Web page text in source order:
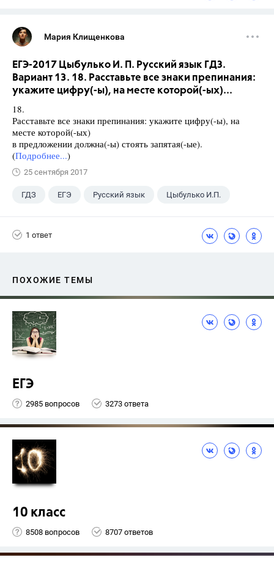
Мария Клищенкова
ЕГЭ-2017 Цыбулько И. П. Русский язык ГДЗ.
Вариант 13. 18. Расставьте все знаки препинания:
укажите цифру(-ы), на месте которой(-ых)...
18.
Расставьте все знаки препинания: укажите цифру(-ы), на
месте которой(-ых)
в предложении должна(-ы) стоять запятая(-ые).
(Подробнее...)
25 сентября 2017
ГДЗ ЕГЭ Русский язык Цыбулько И.П.
1 ответ
ПОХОЖИЕ ТЕМЫ
ЕГЭ
2985 вопросов 3273 ответа
10 класс
8508 вопросов 8707 ответов